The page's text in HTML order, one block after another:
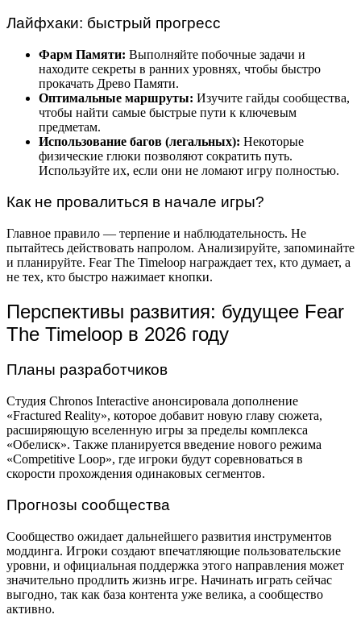
Лайфхаки: быстрый прогресс
Фарм Памяти: Выполняйте побочные задачи и
находите секреты в ранних уровнях, чтобы быстро
прокачать Древо Памяти.
Оптимальные маршруты: Изучите гайды сообщества,
чтобы найти самые быстрые пути к ключевым
предметам.
Использование багов (легальных): Некоторые
физические глюки позволяют сократить путь.
Используйте их, если они не ломают игру полностью.
Как не провалиться в начале игры?
Главное правило — терпение и наблюдательность. Не
пытайтесь действовать напролом. Анализируйте, запоминайте
и планируйте. Fear The Timeloop награждает тех, кто думает, а
не тех, кто быстро нажимает кнопки.
Перспективы развития: будущее Fear
The Timeloop в 2026 году
Планы разработчиков
Студия Chronos Interactive анонсировала дополнение
«Fractured Reality», которое добавит новую главу сюжета,
расширяющую вселенную игры за пределы комплекса
«Обелиск». Также планируется введение нового режима
«Competitive Loop», где игроки будут соревноваться в
скорости прохождения одинаковых сегментов.
Прогнозы сообщества
Сообщество ожидает дальнейшего развития инструментов
моддинга. Игроки создают впечатляющие пользовательские
уровни, и официальная поддержка этого направления может
значительно продлить жизнь игре. Начинать играть сейчас
выгодно, так как база контента уже велика, а сообщество
активно.